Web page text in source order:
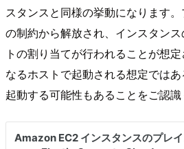
スタンスと同様の挙動になります
の制約から解放され、インスタン
トの割り当てが行われることが想
なるホストで起動される想定では
起動する可能性もあることをご認識